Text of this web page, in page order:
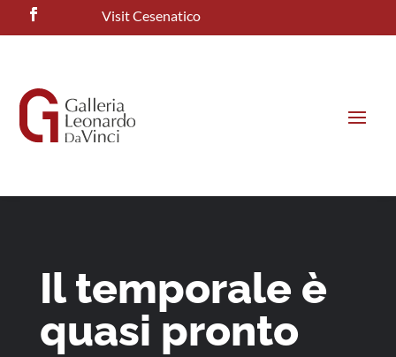
Visit Cesenatico
Il temporale è
quasi pronto